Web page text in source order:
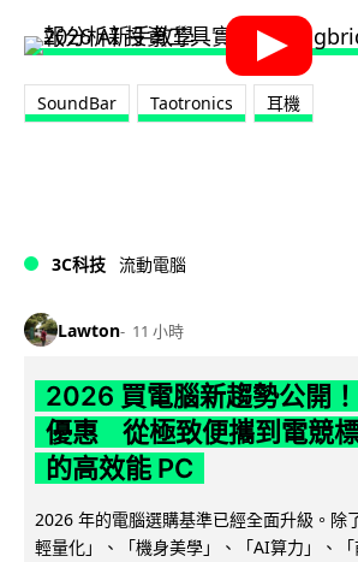
SoundBar Taotronics 耳機
3C科技 流動電腦
Lawton 11 小時
2026 買電腦新趨勢公開
優惠 從極致便攜到電競
的高效能 PC
2026 年的電腦選購基準已經全面升級。除
輕量化」、「機身美學」、「AI算力」、